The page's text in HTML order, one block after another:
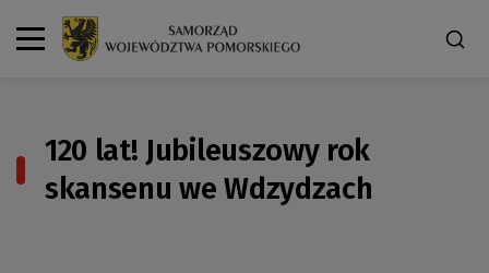
120 lat! Jubileuszowy rok
skansenu we Wdzydzach